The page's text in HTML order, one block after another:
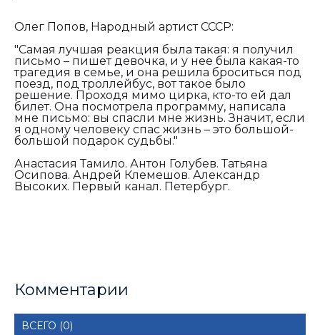
Олег Попов, Народный артист СССР:
"Самая лучшая реакция была такая: я получил
письмо – пишет девочка, и у нее была какая-то
трагедия в семье, и она решила броситься под
поезд, под троллейбус, вот такое было
решение. Проходя мимо цирка, кто-то ей дал
билет. Она посмотрела программу, написала
мне письмо: вы спасли мне жизнь. Значит, если
я одному человеку спас жизнь – это большой-
большой подарок судьбы."
Анастасия Тамило. Антон Голубев. Татьяна
Осипова. Андрей Клемешов. Александр
Высоких. Первый канал. Петербург.
Комментарии
ВСЕГО (0)